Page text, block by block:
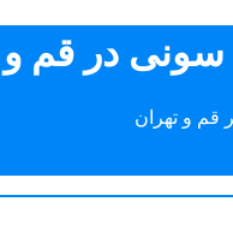
سونی در قم
قم و تهران